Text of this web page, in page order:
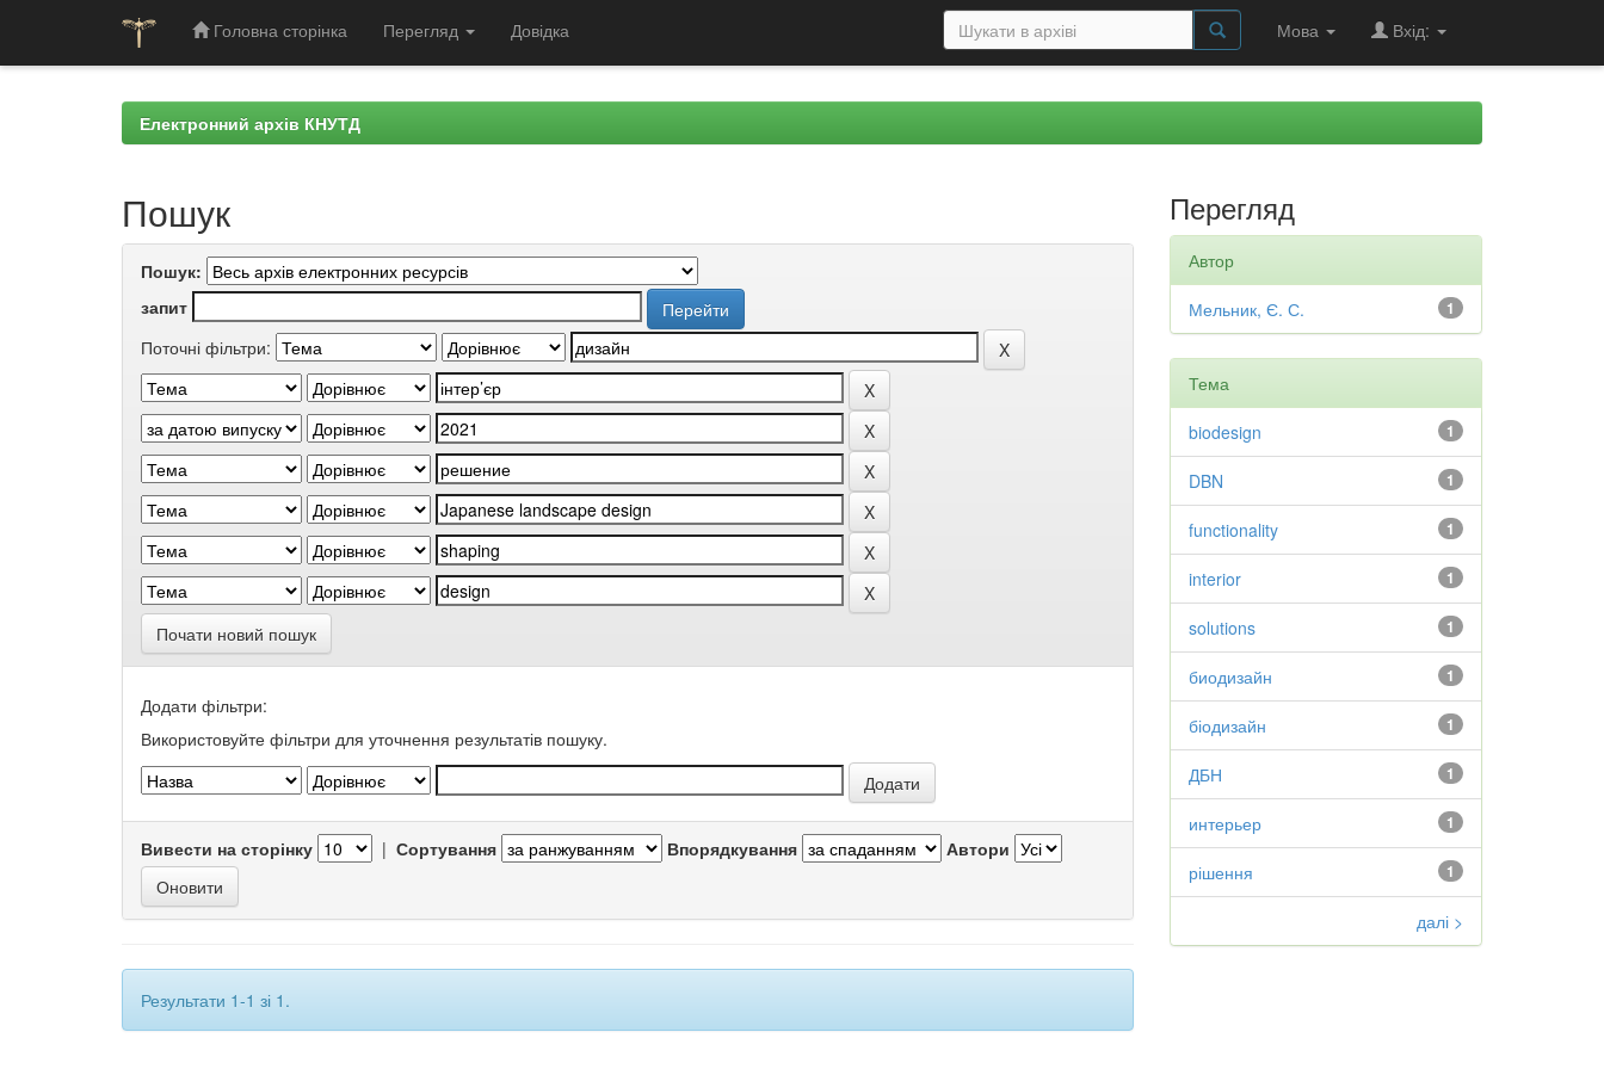
Головна сторінка Перегляд Довідка Мова Вхід:
Електронний архів КНУТД
Пошук
Пошук:
запит
Поточні фільтри:
Почати новий пошук
Додати фільтри:
Використовуйте фільтри для уточнення результатів пошуку.
Вивести на сторінку | Сортування Впорядкування Автори
Результати 1-1 зі 1.
Перегляд
Автор
1
Мельник, Є. С.
Тема
1
biodesign
1
DBN
1
functionality
1
interior
1
solutions
1
биодизайн
1
біодизайн
1
ДБН
1
интерьер
1
рішення
далі >